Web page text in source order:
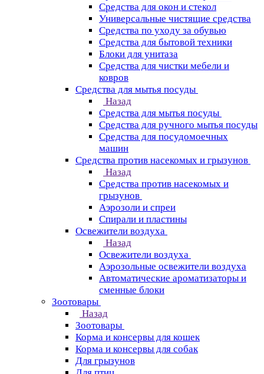
Средства для окон и стекол
Универсальные чистящие средства
Средства по уходу за обувью
Средства для бытовой техники
Блоки для унитаза
Средства для чистки мебели и
ковров
Средства для мытья посуды
Назад
Средства для мытья посуды
Средства для ручного мытья посуды
Средства для посудомоечных
машин
Средства против насекомых и грызунов
Назад
Средства против насекомых и
грызунов
Аэрозоли и спреи
Спирали и пластины
Освежители воздуха
Назад
Освежители воздуха
Аэрозольные освежители воздуха
Автоматические ароматизаторы и
сменные блоки
Зоотовары
Назад
Зоотовары
Корма и консервы для кошек
Корма и консервы для собак
Для грызунов